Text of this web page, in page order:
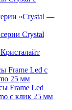
«Crystal —
Crystal
Frame Led с
25 мм
Frame Led
с клик 25 мм